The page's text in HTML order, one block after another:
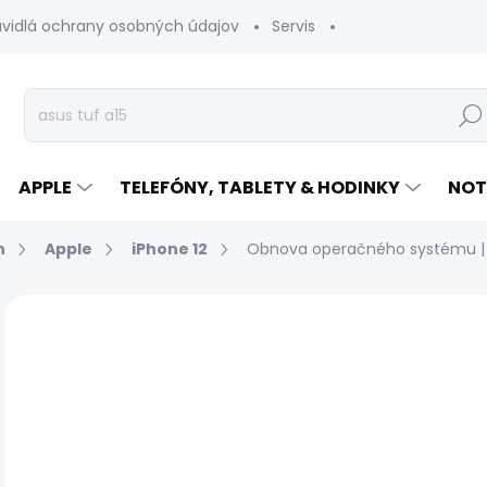
ochrany osobných údajov Servis
Hľadať
APPLE TELEFÓNY, TABLETY & HODINKY
Apple iPhone 12 Obnova operačného systému |